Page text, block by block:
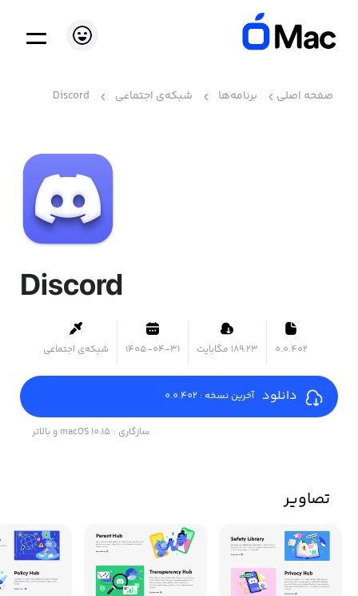
صفحه اصلی برنامه‌ها شبکه‌ی اجتماعی Discord
Discord
0.0.402 ۱۸۹.۲۳ مگابایت 1405-04-31 شبکه‌ی اجتماعی
دانلود آخرین نسخه : 0.0.402
سازگاری : macOS 10.15 و بالاتر
تصاویر